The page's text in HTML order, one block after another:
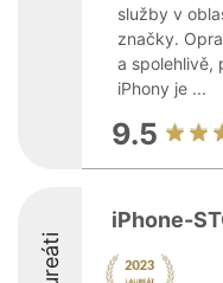
služby v
značky.
a spolehlivě,
iPhony je ...
9.5
iPhone-